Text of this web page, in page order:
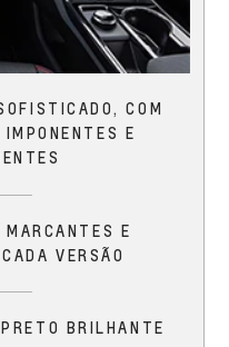
COM
E
E
VERSÃO
BRILHANTE